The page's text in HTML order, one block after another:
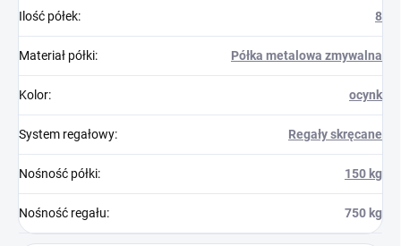
Ilość półek: 8
Materiał półki: Półka metalowa zmywalna
Kolor: ocynk
System regałowy: Regały skręcane
Nośność półki: 150 kg
Nośność regału: 750 kg